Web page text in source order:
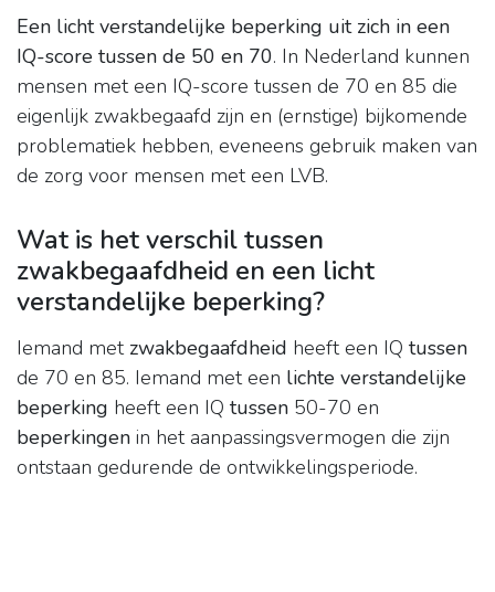
Een licht verstandelijke beperking uit zich in een
IQ-score tussen de 50 en 70. In Nederland kunnen
mensen met een IQ-score tussen de 70 en 85 die
eigenlijk zwakbegaafd zijn en (ernstige) bijkomende
problematiek hebben, eveneens gebruik maken van
de zorg voor mensen met een LVB.
Wat is het verschil tussen
zwakbegaafdheid en een licht
verstandelijke beperking?
Iemand met zwakbegaafdheid heeft een IQ tussen
de 70 en 85. Iemand met een lichte verstandelijke
beperking heeft een IQ tussen 50-70 en
beperkingen in het aanpassingsvermogen die zijn
ontstaan gedurende de ontwikkelingsperiode.